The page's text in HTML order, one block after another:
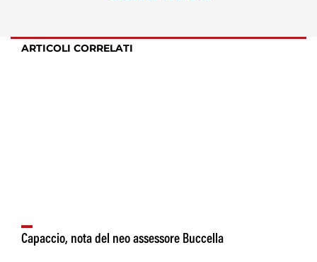
ARTICOLI CORRELATI
Capaccio, nota del neo assessore Buccella